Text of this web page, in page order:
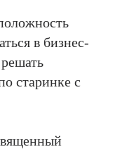
в бизнес-
старинке с